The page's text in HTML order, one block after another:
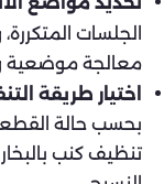
الجلسات
معالجة موضعية
اختيار طريقة
بحسب حالة
تنظيف كنب